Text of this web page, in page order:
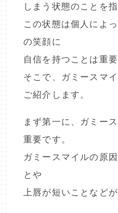
しまう状態のことを指
この状態は個人によ
の笑顔に
自信を持つことは重要
そこで、ガミースマ
ご紹介します。
まず第一に、ガミー
重要です。
ガミースマイルの原
とや
上唇が短いことなど